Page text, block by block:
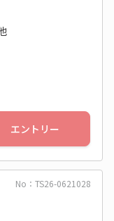
エントリー
No：TS26-0621028